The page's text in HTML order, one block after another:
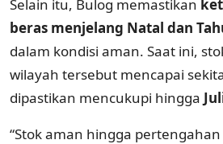
Selain itu, Bulog memastikan
beras menjelang Natal dan
dalam kondisi aman. Saat ini,
wilayah tersebut mencapai
dipastikan mencukupi hingga
“Stok aman hingga